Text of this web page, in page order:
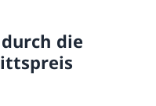
die